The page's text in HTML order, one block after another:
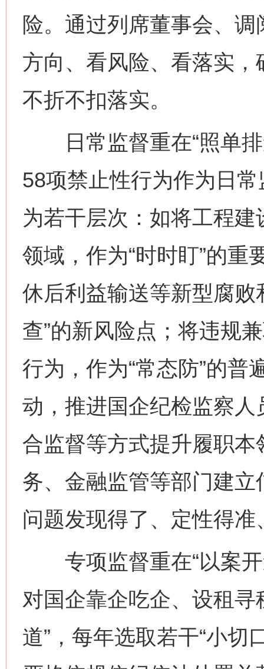
险。通过列席董事会、
方向、看风险、看落实
不折不扣落实。
日常监督重在“照单排
58项禁止性行为作为日
为若干层次：如将工程
领域，作为“时时盯”的重
休后利益输送等新型腐败
查”的新风险点；将违规
行为，作为“常态防”的普
动，推进国企纪检监察
合监督等方式提升履职
务、金融监管等部门建
问题发现得了、定性得准
专项监督重在“以案开
对国企靠企吃企、设租
道”，每年选取若干“小切